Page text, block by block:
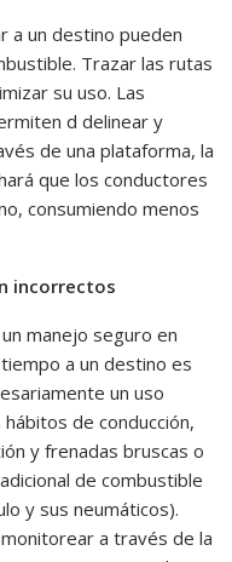
a un destino pueden
Trazar las rutas
su uso. Las
d delinear y
de una plataforma, la
que los conductores
consumiendo menos
incorrectos
manejo seguro en
a un destino es
un uso
de conducción,
y frenadas bruscas o
de combustible
y sus neumáticos).
a través de la